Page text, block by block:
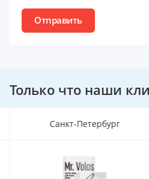
Отправить
Только что наши
Пермь
ХИТ ПРОДАЖ